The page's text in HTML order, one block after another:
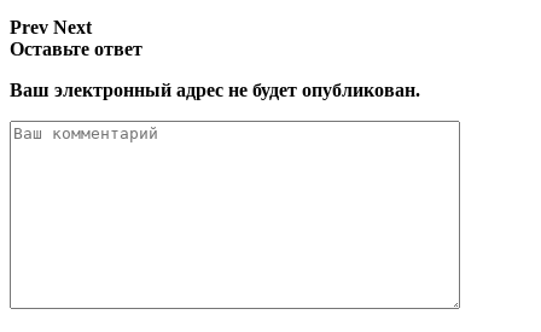
Prev Next
Оставьте ответ
Ваш электронный адрес не будет опубликован.